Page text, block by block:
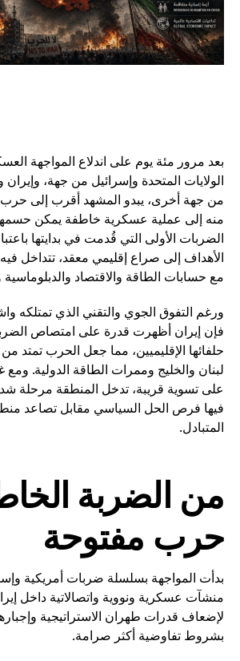
بعد مرور مئة يوم على اندلاع المواجهة
الولايات المتحدة وإسرائيل من جهة، وإيران
من جهة أخرى، يبدو المشهد أقرب إلى
منه إلى عملية عسكرية خاطفة يمكن
الضربات الأولى التي قُدمت في بدايتها
الأهداف إلى صراع إقليمي معقد، تتداخل
مع حسابات الطاقة والاقتصاد والدبلوماسية
ورغم التفوق الجوي والتقني الذي تمتلكه
فإن إيران أظهرت قدرة على امتصاص
حلفائها الإقليميين، مما جعل الحرب تمتد من
لبنان والخليج وممرات الطاقة الدولية.
على تسوية قريبة، تدخل المنطقة مرحلة
فيها فرص الحل السياسي مقابل تصاعد
المتبادل.
من الضربة
حرب مفتوحة
بدأت المواجهة بسلسلة ضربات أمريكية
منشآت عسكرية ونووية واتصالاتية داخل
لإضعاف قدرات طهران الاستراتيجية
بشروط تفاوضية أكثر صرامة.